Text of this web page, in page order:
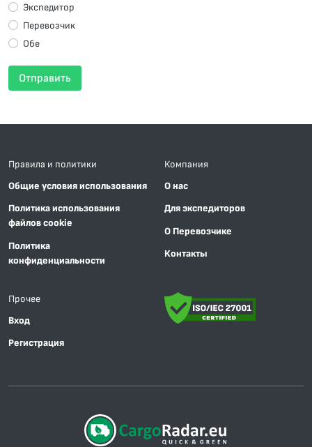
Экспедитор
Перевозчик
Обе
Отправить
Правила и политики
Общие условия использования
Политика использования
файлов cookie
Политика
конфиденциальности
Компания
О нас
Для экспедиторов
О Перевозчике
Контакты
Прочее
Вход
Регистрация